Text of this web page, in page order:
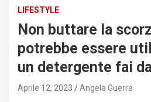
LIFESTYLE
Non buttare la
potrebbe essere
un detergente fai
Aprile 12, 2023 Angela Guerra